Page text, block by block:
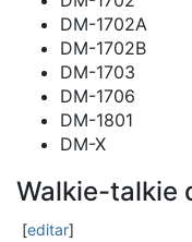
DM-1702A
DM-1702B
DM-1703
DM-1706
DM-1801
DM-X
Walkie-talkie
[editar]